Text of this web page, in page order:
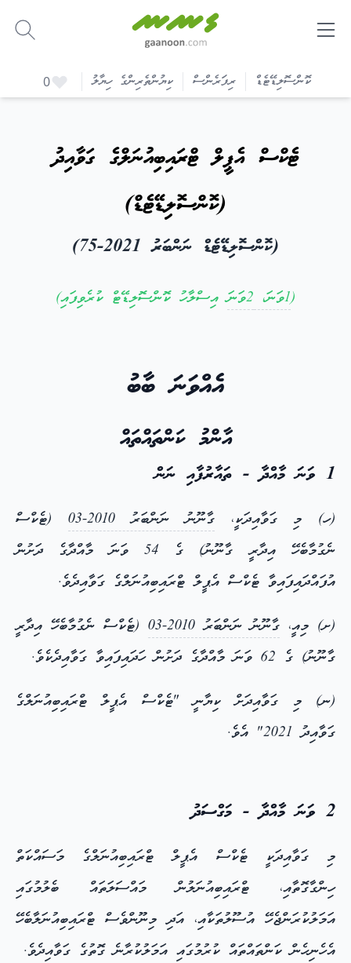
ކޮންސޮލިޑޭޓެޑް ރިފަރެންސް ކިޔުންތެރިންގެ ހިޔާލު 0
ޓެކްސް އެޕީލް ޓްރައިބިއުނަލްގެ ގަވާއިދު
(ކޮންސޮލިޑޭޓެޑް)
(ކޮންސޮލިޑޭޓެޑް ނަންބަރު 2021-75)
(1ވަނަ، 2ވަނަ އިސްލާހު ކޮންސޮލިޑޭޓް ކުރެވިފައި)
އެއްވަނަ ބާބު
އާންމު ކަންތައްތައް
1 ވަނަ މާއްދާ - ތައާރުފާއި ނަން
(ހ) މި ގަވާއިދަކީ، ގާނޫނު ނަންބަރު 2010-03
(ޓެކްސް
ނެގުމާބެހޭ އިދާރީ ގާނޫނު) ގެ 54 ވަނަ މާއްދާގެ ދަށުން
އުފައްދައިފައިވާ ޓެކްސް އެޕީލް ޓްރައިބިއުނަލްގެ ގަވާއިދެވެ.
(ށ) މިއީ، ގާނޫނު ނަންބަރު 2010-03
(ޓެކްސް ނެގުމާބެހޭ އިދާރީ
ގާނޫނު) ގެ 62 ވަނަ މާއްދާގެ ދަށުން ހަދައިފައިވާ ގަވާއިދެކެވެ.
(ނ) މި ގަވާއިދަށް ކިޔާނީ "ޓެކްސް އެޕީލް ޓްރައިބިއުނަލްގެ
ގަވާއިދު 2021" އެވެ.
2 ވަނަ މާއްދާ - މަގްސަދު
މި ގަވާއިދަކީ ޓެކްސް އެޕީލް ޓްރައިބިއުނަލްގެ މަސައްކަތް
ހިންގާގޮތާއި، ޓްރައިބިއުނަލުން މައްސަލަތައް ބެލުމުގައި
އަމަލުކުރަންޖެހޭ އުސޫލުތަކާއި، އަދި މިނޫންވެސް ޓްރައިބިއުނަލާބެހޭ
އެހެނިހެން ކަންތައްތައް ކުރުމުގައި އަމަލުކުރާނެ ގޮތުގެ ގަވާއިދެވެ.